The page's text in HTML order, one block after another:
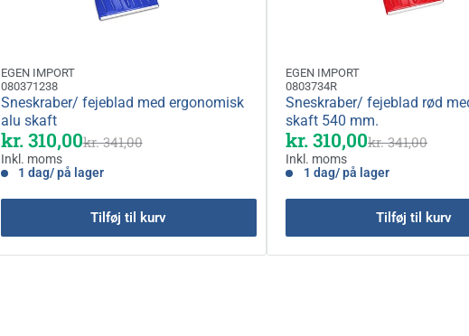
EGEN IMPORT
080371238
Sneskraber/ fejeblad med ergonomisk
alu skaft
kr. 310,00kr. 341,00
Inkl. moms
1 dag/ på lager
Tilføj til kurv
EGEN IMPORT
0803734R
Sneskraber/ fejeblad rød
skaft 540 mm.
kr. 310,00kr. 341,00
Inkl. moms
1 dag/ på lager
Tilføj til kurv